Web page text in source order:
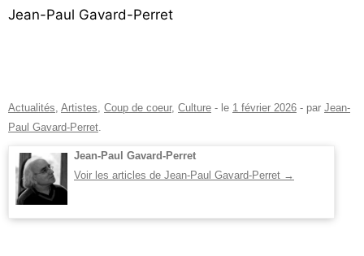
Jean-Paul Gavard-Perret
Actualités Artistes Coup de coeur, Culture - le 1 février 2026 - par Jean-
Paul Gavard-Perret
Jean-Paul Gavard-Perret
Voir les articles de Jean-Paul Gavard-Perret →